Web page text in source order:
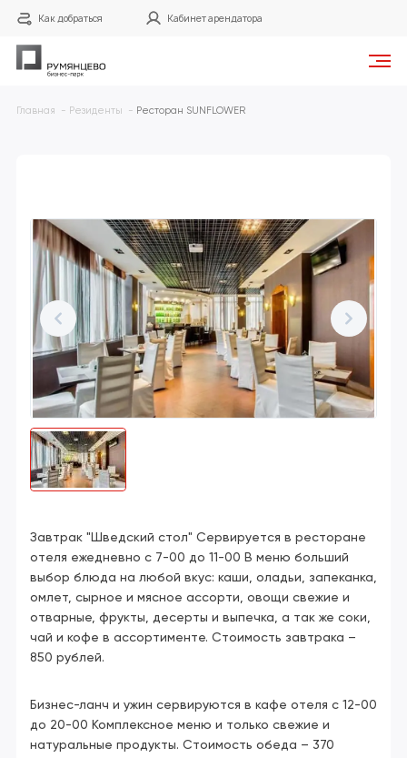
Как добраться Кабинет арендатора
Главная Резиденты Ресторан SUNFLOWER
Завтрак "Шведский стол" Сервируется в ресторане
отеля ежедневно с 7-00 до 11-00 В меню больший
выбор блюда на любой вкус: каши, оладьи, запеканка,
омлет, сырное и мясное ассорти, овощи свежие и
отварные, фрукты, десерты и выпечка, а так же соки,
чай и кофе в ассортименте. Стоимость завтрака –
850 рублей.
Бизнес-ланч и ужин cервируются в кафе отеля с 12-00
до 20-00 Комплексное меню и только свежие и
натуральные продукты. Стоимость обеда – 370